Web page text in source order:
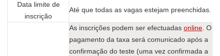
Data limite de
inscrição
Até que todas as vagas estejam preenchidas.
As inscrições podem ser efectuadas online. O
pagamento da taxa será comunicado após a
confirmação do teste (uma vez confirmada a